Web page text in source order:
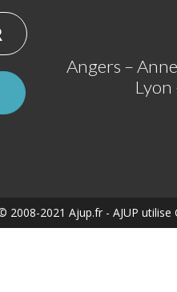
Angers –
Lyon
2008-2021 Ajup.fr - AJUP utilise